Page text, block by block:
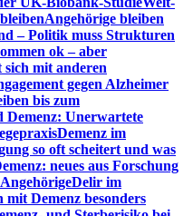
Angehörige bleiben
– Politik muss Strukturen
ok – aber
sich mit anderen
gegen Alzheimer
bis zum
Unerwartete
Demenz im
so oft scheitert und was
neues aus Forschung
Delir im
Demenz besonders